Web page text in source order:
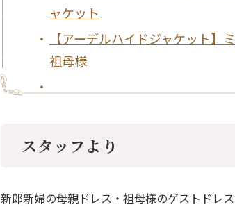
ャケット
【アーデルハイドジャケット】
祖母様
スタッフより
新郎新婦の母親ドレス・祖母様のゲストドレ